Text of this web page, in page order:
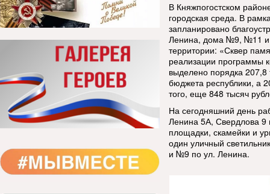
В Княжпогостском
городская среда. В
запланировано
Ленина, дома №9, №11 и
территории: «Сквер
реализации программы
выделено порядка 207,8
бюджета республики, а
того, еще 848 тысяч
На сегодняшний день
Ленина 5А, Свердлова 9
площадки, скамейки и
один уличный
и №9 по ул. Ленина.